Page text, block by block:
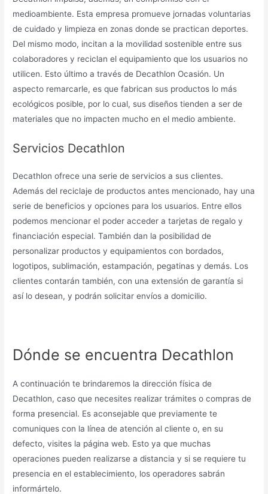
medioambiente. Esta empresa promueve jornadas voluntarias
de cuidado y limpieza en zonas donde se practican deportes.
Del mismo modo, incitan a la movilidad sostenible entre sus
colaboradores y reciclan el equipamiento que los usuarios no
utilicen. Esto último a través de Decathlon Ocasión. Un
aspecto remarcarle, es que fabrican sus productos lo más
ecológicos posible, por lo cual, sus diseños tienden a ser de
materiales que no impacten mucho en el medio ambiente.
Servicios Decathlon
Decathlon ofrece una serie de servicios a sus clientes.
Además del reciclaje de productos antes mencionado, hay una
serie de beneficios y opciones para los usuarios. Entre ellos
podemos mencionar el poder acceder a tarjetas de regalo y
financiación especial. También dan la posibilidad de
personalizar productos y equipamientos con bordados,
logotipos, sublimación, estampación, pegatinas y demás. Los
clientes contarán también, con una extensión de garantía si
así lo desean, y podrán solicitar envíos a domicilio.
Dónde se encuentra Decathlon
A continuación te brindaremos la dirección física de
Decathlon, caso que necesites realizar trámites o compras de
forma presencial. Es aconsejable que previamente te
comuniques con la línea de atención al cliente o, en su
defecto, visites la página web. Esto ya que muchas
operaciones pueden realizarse a distancia y si se requiere tu
presencia en el establecimiento, los operadores sabrán
informártelo.